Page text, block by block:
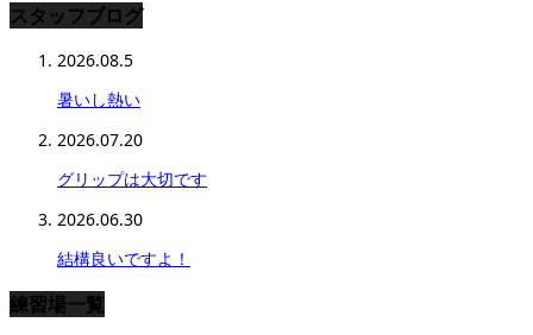
スタッフブログ
2026.08.5
暑いし熱い
2026.07.20
グリップは大切です
2026.06.30
結構良いですよ！
練習場一覧